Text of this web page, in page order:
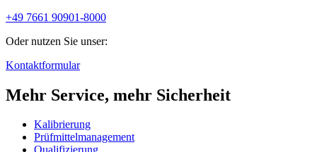
+49 7661 90901-8000
Oder nutzen Sie unser:
Kontaktformular
Mehr Service, mehr Sicherheit
Kalibrierung
Prüfmittelmanagement